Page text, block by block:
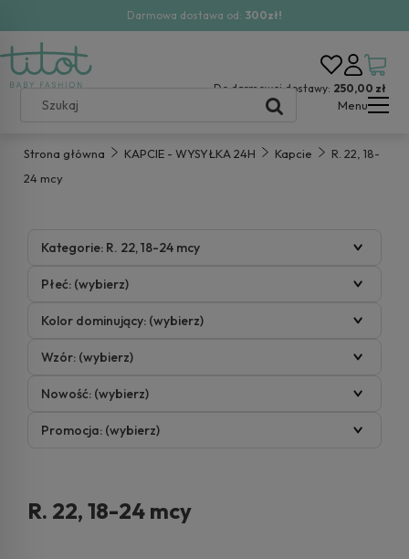
Darmowa dostawa od: 300zł!
Do darmowej dostawy: 250,00 zł
Menu
Strona główna KAPCIE - WYSYŁKA 24H Kapcie
R. 22, 18-
24 mcy
Kategorie: R. 22, 18-24 mcy
Płeć: (wybierz)
Kolor dominujący: (wybierz)
Wzór: (wybierz)
Nowość: (wybierz)
Promocja: (wybierz)
R. 22, 18-24 mcy